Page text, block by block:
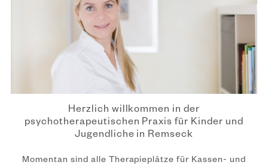
Herzlich willkommen in der
psychotherapeutischen Praxis für Kinder und
Jugendliche in Remseck
Momentan sind alle Therapieplätze für Kassen- und